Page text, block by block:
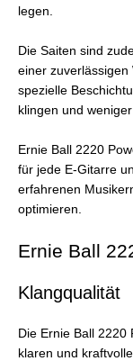
legen.
Die Saiten sind
einer zuverlässigen
spezielle
klingen und
Ernie Ball 2220
für jede E-Gitarre
erfahrenen
optimieren.
Ernie Ball
Klangqualität
Die Ernie Ball 2220
klaren und